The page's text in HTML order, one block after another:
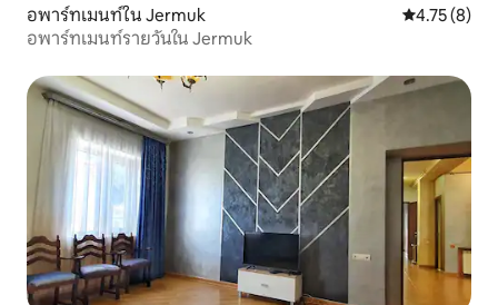
อพาร์ทเมนท์ใน Jermuk คะแนนเฉลี่ย
4.75 (8)
อพาร์ทเมนท์รายวันใน Jermuk